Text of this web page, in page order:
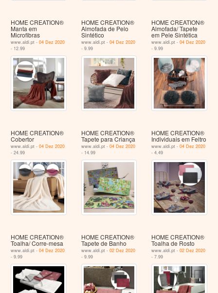
HOME CREATION®
Manta em
Microfibras
www.aldi.pt -04 Dez 2020
- 12.99
HOME CREATION®
Almofada de Pelo
Sintético
www.aldi.pt - 04 Dez 2020
- 9.99
HOME CREATION®
Almofada/ Tapete
em Pele Sintética
www.aldi.pt -04 Dez 2020
- 9.99
HOME CREATION®
Cobertor
www.aldi.pt -04 Dez 2020
- 24.99
HOME CREATION®
Tapete para Criança
www.aldi.pt - 04 Dez 2020
- 14.99
HOME CREATION®
Individuais em Feltro
www.aldi.pt -04 Dez 2020
- 4.49
HOME CREATION®
Toalha/ Corre-mesa
www.aldi.pt -04 Dez 2020
- 9.99
HOME CREATION®
Tapete de Banho
www.aldi.pt - 02 Dez 2020
- 9.99
HOME CREATION®
Toalha de Rosto
www.aldi.pt -02 Dez 2020
- 7.99